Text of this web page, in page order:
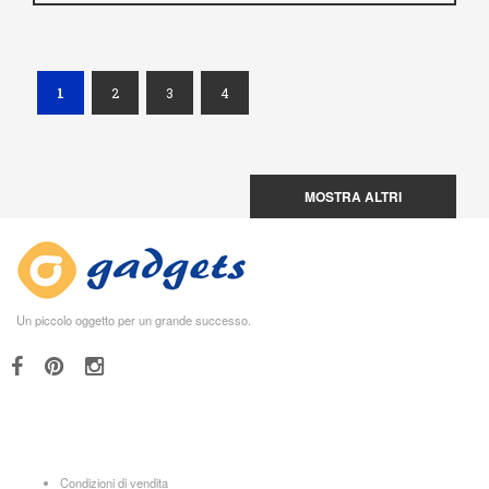
1 (current)
2 3 4
MOSTRA ALTRI
Un piccolo oggetto per un grande successo.
Condizioni di vendita